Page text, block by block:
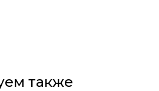
также